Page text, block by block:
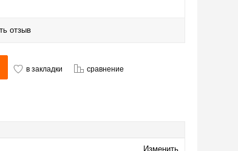
отзыв
в закладки сравнение
Изменить